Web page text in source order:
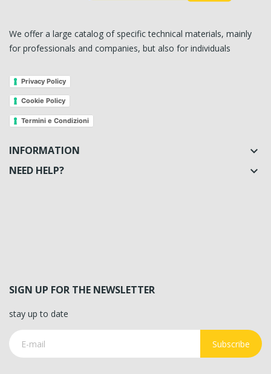
We offer a large catalog of specific technical materials, mainly
for professionals and companies, but also for individuals
Privacy Policy
Cookie Policy
Termini e Condizioni
INFORMATION 
NEED HELP? 
SIGN UP FOR THE NEWSLETTER
stay up to date
Subscribe